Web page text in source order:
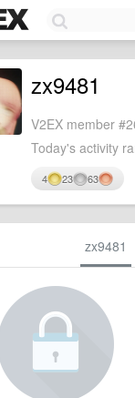
zx9481
V2EX member
Today's activity
4 23 63
zx9481